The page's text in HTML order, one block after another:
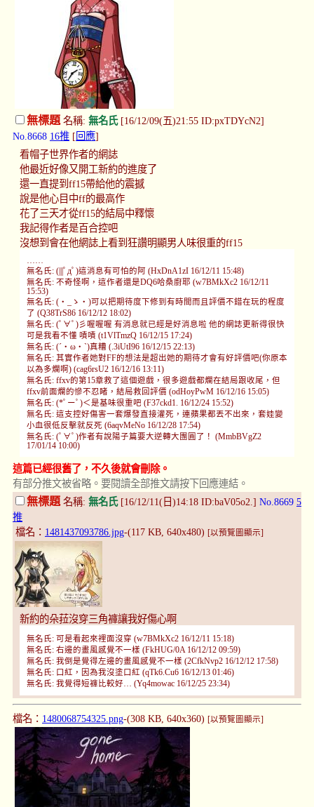
無標題名稱: 無名氏[16/12/09(五)21:55 ID:pxTDYcN2]
No.8668 16推 [ 回應]
看帽子世界作者的網誌
他最近好像又開工新約的進度了
還一直提到ff15帶給他的震撼
說是他心目中ff的最高作
花了三天才從ff15的結局中釋懷
我記得作者是百合控吧
沒想到會在他網誌上看到狂讚明顯男人味很重的ff15
無名氏: (|||ﾟдﾟ)這消息有可怕的阿 (HxDnA1zI 16/12/11 15:48)
無名氏: 不奇怪啊，這作者還是DQ6哈桑廚耶 (w7BMkXc2 16/12/11
15:53)
無名氏: (・_ゝ・)可以把期待度下修到有時間而且評價不錯在玩的程度
了 (Q38TrS86 16/12/12 18:02)
無名氏: (ﾟ∀ﾟ)彡喔喔喔 有消息就已經是好消息啦 他的網誌更新得很快
可是我看不懂 嘖嘖 (t1VlTmzQ 16/12/15 17:24)
無名氏: (´・ω・`)真糟 (.3iUtI96 16/12/15 22:13)
無名氏: 其實作者她對FF的想法是超出她的期待才會有好評價吧(你原本
以為多爛啊) (cag6rsU2 16/12/16 13:11)
無名氏: ffxv的第15章救了這個遊戲，很多遊戲都爛在結局跟收尾，但
ffxv前面爛的慘不忍睹，結局救回評價 (odHoyPwM 16/12/16 15:05)
無名氏: (*ﾟーﾟ)＜是基味很重吧 (F37ckd1. 16/12/24 15:52)
無名氏: 這支控好傷害一套爆發直接灌死，連蘋果都丟不出來，套娃變
小血很低反擊就反死 (6aqvMeNo 16/12/28 17:54)
無名氏: (ﾟ∀ﾟ)作者有說陽子篇要大逆轉大團圓了！ (MmbBVgZ2
17/01/14 10:00)
這篇已經很舊了，不久後就會刪除。
有部分推文被省略。要閱讀全部推文請按下回應連結。
無標題名稱: 無名氏[16/12/11(日)14:18 ID:baV05o2.] No.8669 5
推
檔名： 1481437093786.jpg-(117 KB, 640x480) [以預覽圖顯示]
新約的朵菈沒穿三角褲讓我好傷心啊
無名氏: 可是看起來裡面沒穿 (w7BMkXc2 16/12/11 15:18)
無名氏: 右邊的畫風感覺不一樣 (FkHUG/0A 16/12/12 09:59)
無名氏: 我倒是覺得左邊的畫風感覺不一樣 (2CfkNvp2 16/12/12 17:58)
無名氏: 口紅，因為我沒塗口紅 (qTk6.Cu6 16/12/13 01:46)
無名氏: 我覺得短褲比較好… (Yq4mowac 16/12/25 23:34)
檔名： 1480068754325.png-(308 KB, 640x360) [以預覽圖顯示]